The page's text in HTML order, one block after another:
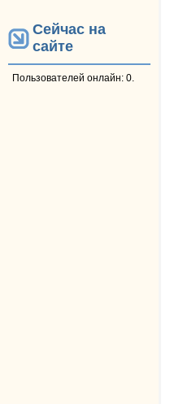
Сейчас на
сайте
Пользователей онлайн: 0.